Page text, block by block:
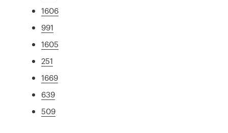
1606
991
1605
251
1669
639
509